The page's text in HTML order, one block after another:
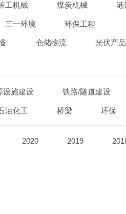
工机械 煤炭机械 港
三一环境 环保工程
仓储物流 光伏产品
设施建设 铁路/隧道建设
油化工 桥梁 环保
2020 2019